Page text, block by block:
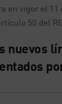
en vigor el 11
50 del
nuevos